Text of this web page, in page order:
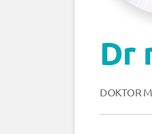
Dr
DOKTOR